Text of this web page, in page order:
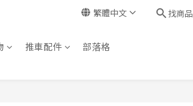
繁體中文 找商品
推車配件 部落格